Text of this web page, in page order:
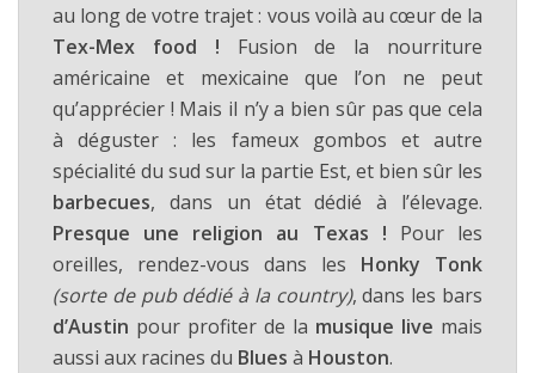
au long de votre trajet : vous voilà au cœur de la
Tex-Mex food ! Fusion de la nourriture
américaine et mexicaine que l’on ne peut
qu’apprécier ! Mais il n’y a bien sûr pas que cela
à déguster : les fameux gombos et autre
spécialité du sud sur la partie Est, et bien sûr les
barbecues, dans un état dédié à l’élevage.
Presque une religion au Texas ! Pour les
oreilles, rendez-vous dans les Honky Tonk
(sorte de pub dédié à la country), dans les bars
d’Austin pour profiter de la musique live mais
aussi aux racines du Blues à Houston.